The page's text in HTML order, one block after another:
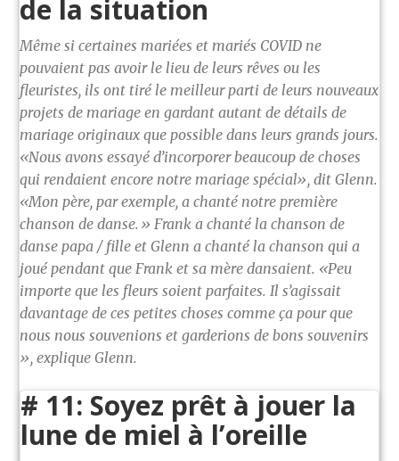
de la situation
Même si certaines mariées et mariés COVID ne
pouvaient pas avoir le lieu de leurs rêves ou les
fleuristes, ils ont tiré le meilleur parti de leurs nouveaux
projets de mariage en gardant autant de détails de
mariage originaux que possible dans leurs grands jours.
«Nous avons essayé d’incorporer beaucoup de choses
qui rendaient encore notre mariage spécial», dit Glenn.
«Mon père, par exemple, a chanté notre première
chanson de danse.» Frank a chanté la chanson de
danse papa / fille et Glenn a chanté la chanson qui a
joué pendant que Frank et sa mère dansaient. «Peu
importe que les fleurs soient parfaites. Il s’agissait
davantage de ces petites choses comme ça pour que
nous nous souvenions et garderions de bons souvenirs
», explique Glenn.
# 11: Soyez prêt à jouer la
lune de miel à l’oreille